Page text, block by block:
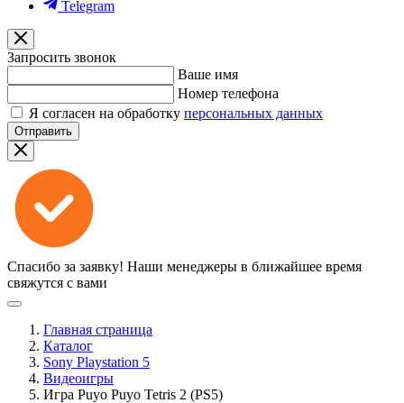
Telegram
Запросить звонок
Ваше имя
Номер телефона
Я согласен на обработку персональных данных
Отправить
Спасибо за заявку! Наши менеджеры в ближайшее время
свяжутся с вами
Главная страница
Каталог
Sony Playstation 5
Видеоигры
Игра Puyo Puyo Tetris 2 (PS5)